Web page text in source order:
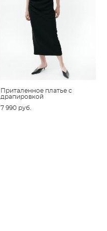
Приталенное платье с
драпировкой
7 990 pуб.